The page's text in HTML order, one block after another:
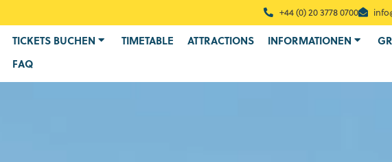
+44 (0) 20 3778 0700
TICKETS BUCHEN TIMETABLE ATTRACTIONS INFORMATIONEN
FAQ